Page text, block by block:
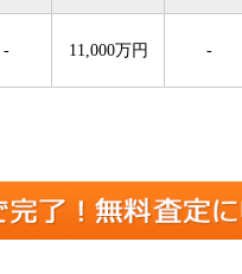
- 11,000万円 -